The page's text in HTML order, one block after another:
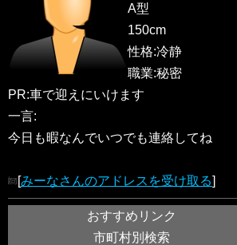
A型
150cm
性格:冷静
職業:秘密
PR:車で迎えにいけます
一言:
今日も暇なんでいつでも連絡してね
[みーなさんのアドレスを受け取る]
おすすめリンク
市町村別検索